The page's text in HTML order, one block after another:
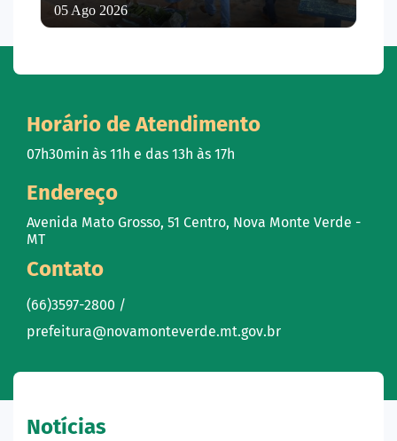
05 Ago 2026
Horário de Atendimento
07h30min às 11h e das 13h às 17h
Endereço
Avenida Mato Grosso, 51 Centro, Nova Monte Verde -
MT
Contato
(66)3597-2800 /
prefeitura@novamonteverde.mt.gov.br
Notícias